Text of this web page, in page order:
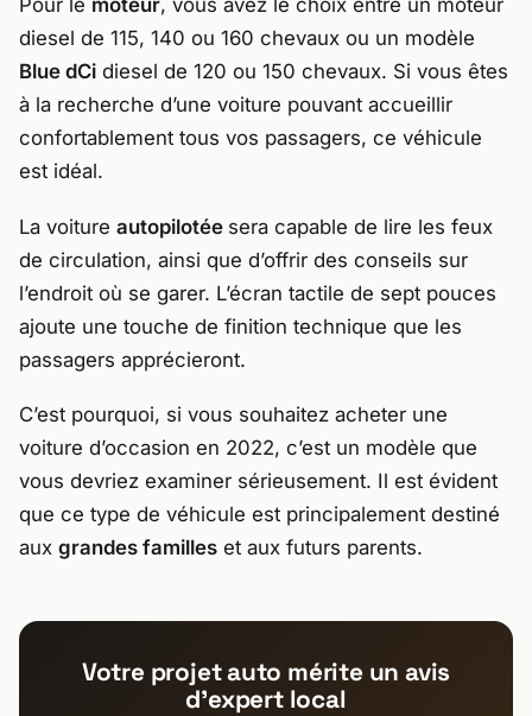
Pour le moteur, vous avez le choix entre un moteur
diesel de 115, 140 ou 160 chevaux ou un modèle
Blue dCi diesel de 120 ou 150 chevaux. Si vous êtes
à la recherche d’une voiture pouvant accueillir
confortablement tous vos passagers, ce véhicule
est idéal.
La voiture autopilotée sera capable de lire les feux
de circulation, ainsi que d’offrir des conseils sur
l’endroit où se garer. L’écran tactile de sept pouces
ajoute une touche de finition technique que les
passagers apprécieront.
C’est pourquoi, si vous souhaitez acheter une
voiture d’occasion en 2022, c’est un modèle que
vous devriez examiner sérieusement. Il est évident
que ce type de véhicule est principalement destiné
aux grandes familles et aux futurs parents.
Votre projet auto mérite un avis
d’expert local